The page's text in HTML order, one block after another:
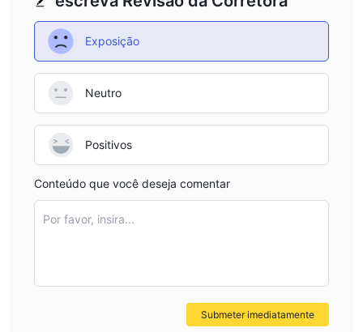
Exposição
Neutro
Positivos
Conteúdo que você deseja comentar
Por favor, insira...
Submeter imediatamente